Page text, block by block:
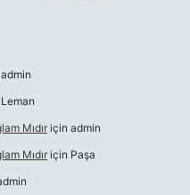
admin
Leman
Mıdır için admin
Mıdır için Paşa